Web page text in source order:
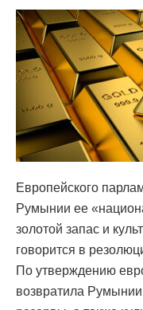
Европейского
Румынии ее
золотой запас и
говорится в
По утверждению
возвратила